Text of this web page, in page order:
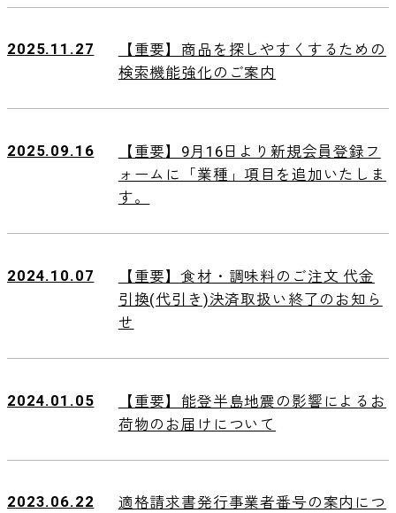
2025.11.27
【重要】商品を探しやすくするための
検索機能強化のご案内
2025.09.16
【重要】9月16日より新規会員登録フ
ォームに「業種」項目を追加いたしま
す。
2024.10.07
【重要】食材・調味料のご注文 代金
引換(代引き)決済取扱い終了のお知ら
せ
2024.01.05
【重要】能登半島地震の影響によるお
荷物のお届けについて
2023.06.22
適格請求書発行事業者番号の案内につ